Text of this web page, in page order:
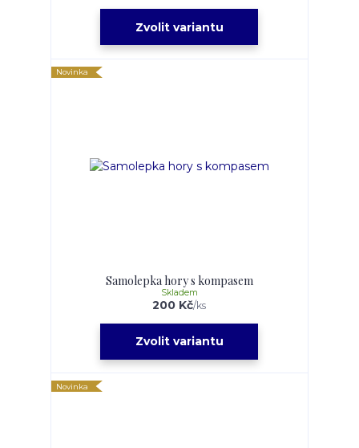
Zvolit variantu
Novinka
Samolepka hory s kompasem
200 Kč/ks
Skladem
Zvolit variantu
Novinka